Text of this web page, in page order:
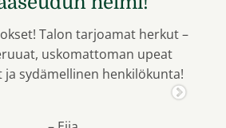
mielen ja kehon
Paikka, jossa kerta toisensa jälkeen
ihastelet ruuan upeita makuja ja
Henkilökunta on innostunutta.
Esteettisyyttä saa aistia ja kokea